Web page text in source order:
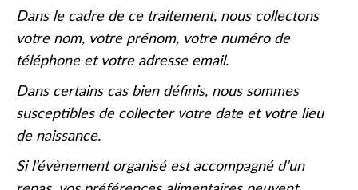
Dans le cadre de ce traitement, nous collectons
votre nom, votre prénom, votre numéro de
téléphone et votre adresse email.
Dans certains cas bien définis, nous sommes
susceptibles de collecter votre date et votre lieu
de naissance.
Si l’évènement organisé est accompagné d’un